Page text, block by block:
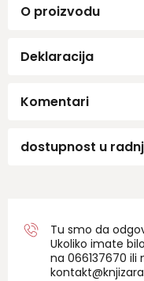
O proizvodu
Deklaracija
Komentari
dostupnost u
Tu smo da
Ukoliko imate
na 066137670 ili